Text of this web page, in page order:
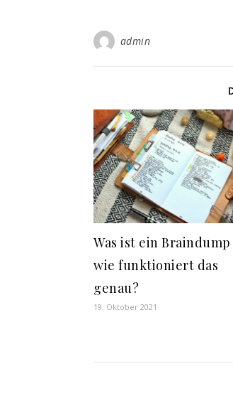
admin
Was ist ein
wie funktioniert das
genau?
19. Oktober 2021